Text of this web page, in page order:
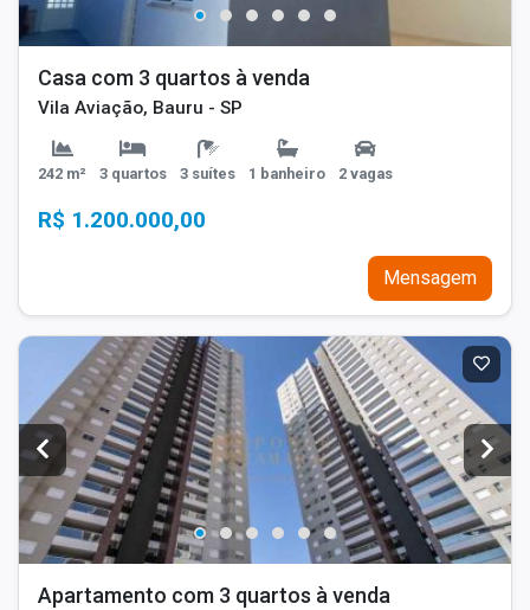
Casa com 3 quartos à venda
Vila Aviação, Bauru - SP
242 m² 3 quartos 3 suítes 1 banheiro 2 vagas
R$ 1.200.000,00
Mensagem
Apartamento com 3 quartos à venda